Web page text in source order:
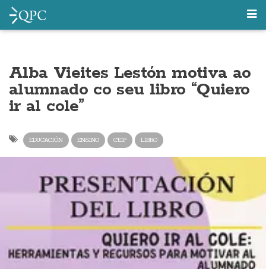
Alba Vieites Lestón motiva ao
alumnado co seu libro “Quiero
ir al cole”
EDUCACIÓN ENSINO CEIP LIBRO